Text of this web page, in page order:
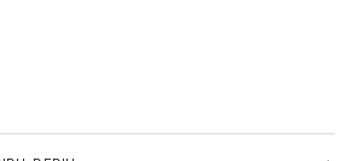
ei, deschiderea ei culturală m-au făcut
Am învăţat lucruri, am fost